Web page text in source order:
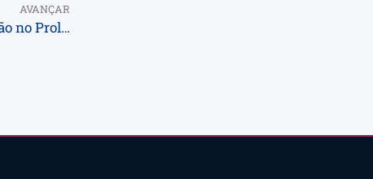
AVANÇAR
Um Arraiá de sucesso com networking e diversão no Prol Office